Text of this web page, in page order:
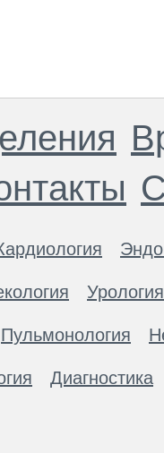
Урология
Пульмонология
Диагностика